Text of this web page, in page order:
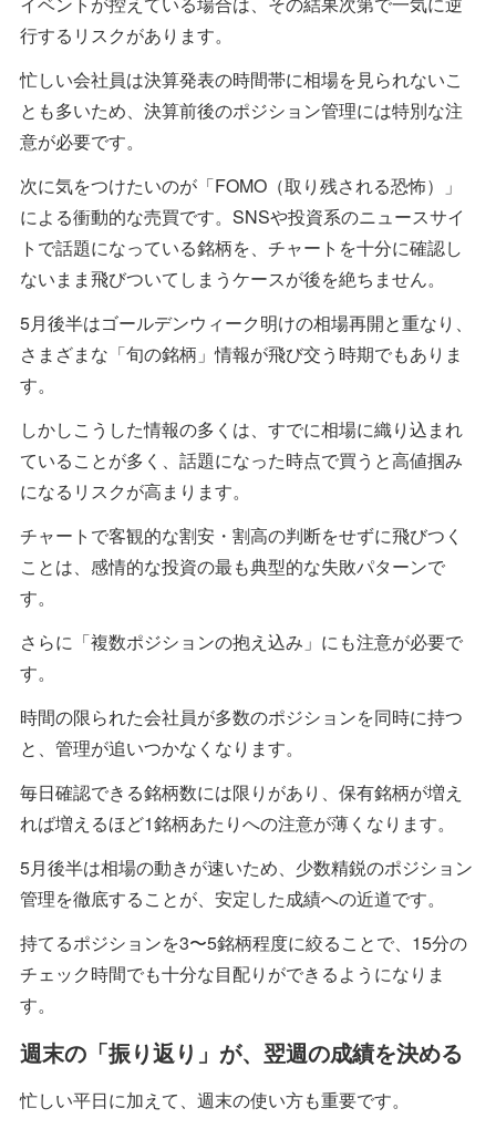
行するリスクがあります。
忙しい会社員は決算発表の時間帯に相場を見られないこ
とも多いため、決算前後のポジション管理には特別な注
意が必要です。
次に気をつけたいのが「FOMO（取り残される恐怖）」
による衝動的な売買です。SNSや投資系のニュースサイ
トで話題になっている銘柄を、チャートを十分に確認し
ないまま飛びついてしまうケースが後を絶ちません。
5月後半はゴールデンウィーク明けの相場再開と重なり、
さまざまな「旬の銘柄」情報が飛び交う時期でもありま
す。
しかしこうした情報の多くは、すでに相場に織り込まれ
ていることが多く、話題になった時点で買うと高値掴み
になるリスクが高まります。
チャートで客観的な割安・割高の判断をせずに飛びつく
ことは、感情的な投資の最も典型的な失敗パターンで
す。
さらに「複数ポジションの抱え込み」にも注意が必要で
す。
時間の限られた会社員が多数のポジションを同時に持つ
と、管理が追いつかなくなります。
毎日確認できる銘柄数には限りがあり、保有銘柄が増え
れば増えるほど1銘柄あたりへの注意が薄くなります。
5月後半は相場の動きが速いため、少数精鋭のポジション
管理を徹底することが、安定した成績への近道です。
持てるポジションを3〜5銘柄程度に絞ることで、15分の
チェック時間でも十分な目配りができるようになりま
す。
週末の「振り返り」が、翌週の成績を決める
忙しい平日に加えて、週末の使い方も重要です。